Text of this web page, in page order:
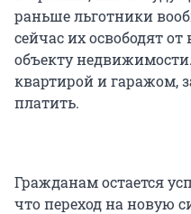
раньше льготники
сейчас их освободят
объекту
квартирой и гаражом,
платить.
Гражданам остается
что переход на новую